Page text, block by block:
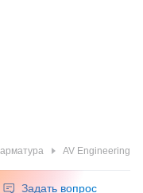
AV Engineering
Задать вопрос